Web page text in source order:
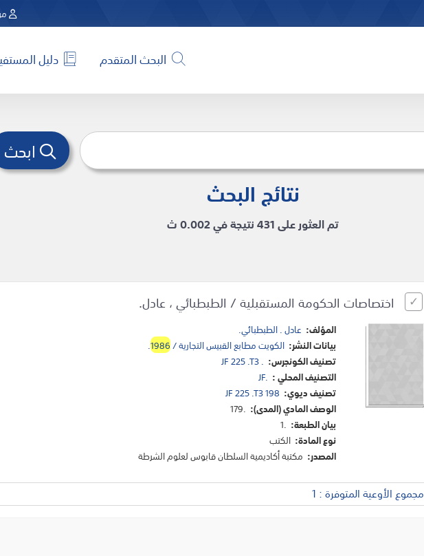
البحث المتقدم دليل
نتائج البحث
تم العثور على 431 نتيجة في 0.002 ث
اختصاصات الحكومة المستقبلية / الطبطبائي ، عادل.
المؤلف: عادل . الطبطبائي.
بيانات النشر: الكويت مطابع القبيس التجارية /1986
.
تصنيف الكونجرس: JF 225 .T3 .
التصنيف المحلي : JF.
تصنيف ديوي: JF 225 .T3 198
الوصف المادي (المدى): 179.
بيان الطبعة: 1.
نوع المادة: الكتب
المصدر: مكتبة أكاديمية السلطان قابوس لعلوم الشرطة
مجموع الأوعية المتوفرة : 1